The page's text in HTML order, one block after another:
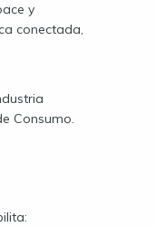
y
conectada,
Consumo.